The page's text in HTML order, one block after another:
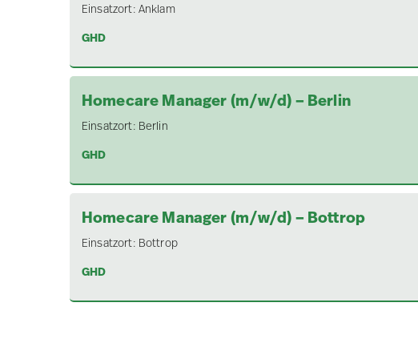
Einsatzort: Anklam
GHD
Homecare Manager (m/w/d) – Berlin
Einsatzort: Berlin
GHD
Homecare Manager (m/w/d) – Bottrop
Einsatzort: Bottrop
GHD